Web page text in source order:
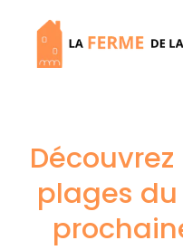
contenu
plages